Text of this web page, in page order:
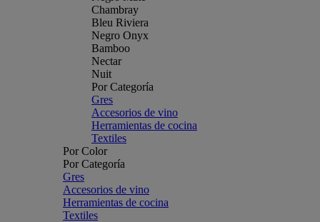
Chambray
Bleu Riviera
Negro Onyx
Bamboo
Nectar
Nuit
Por Categoría
Gres
Accesorios de vino
Herramientas de cocina
Textiles
Por Color
Por Categoría
Gres
Accesorios de vino
Herramientas de cocina
Textiles